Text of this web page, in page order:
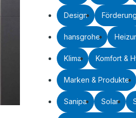
Design
hansgrohe
Klima Komfort &
Marken & Produkte
Sanipa Solar